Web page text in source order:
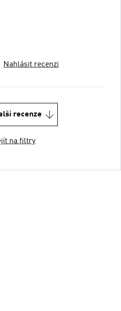
Nahlásit recenzi
recenze
na filtry